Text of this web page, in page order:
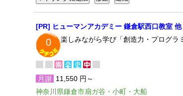
[PR] ヒューマンアカデミー 鎌倉駅西口教室 他
0 楽しみながら学び「創造力・プログラ
月謝 11,550 円～
神奈川県鎌倉市扇ガ谷・小町・大船